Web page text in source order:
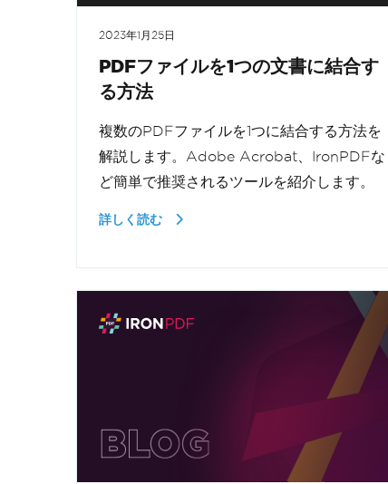
2023年1月25日
PDFファイルを1つの文書に結合す
る方法
複数のPDFファイルを1つに結合する方法を
解説します。Adobe Acrobat、IronPDFな
ど簡単で推奨されるツールを紹介します。
詳しく読む